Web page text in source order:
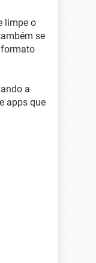
limpe o
se
formato
a
apps que